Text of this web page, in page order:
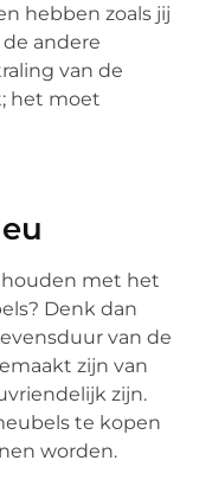
hebben zoals jij
andere
van de
het moet
met het
Denk dan
van de
zijn van
zijn.
te kopen
worden.